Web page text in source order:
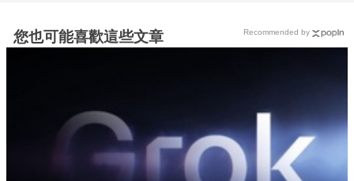
您也可能喜歡這些文章 Recommended by